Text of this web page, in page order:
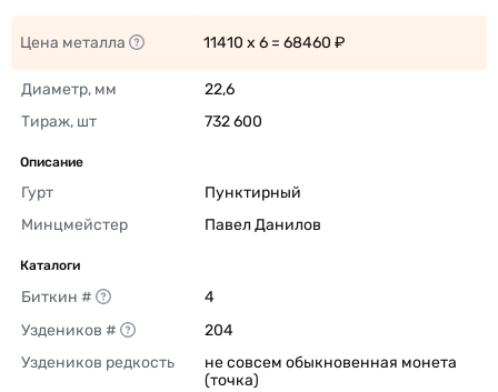
Цена металла 11410 x 6 = 68460 ₽
Диаметр, мм
22,6
Тираж, шт
732 600
Описание
Гурт
Пунктирный
Минцмейстер
Павел Данилов
Каталоги
Биткин #
4
Уздеников #
204
Уздеников редкость
не совсем обыкновенная монета
(точка)